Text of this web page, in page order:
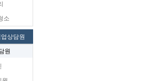
소
상담원
원